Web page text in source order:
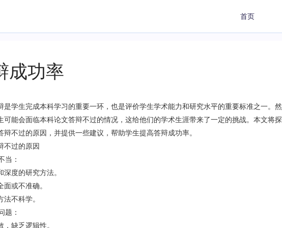
首页
成功率
是学生完成本科学习的重要一环，也是评价学生学术能力和研究水平的重要标准之一。然
可能会面临本科论文答辩不过的情况，这给他们的学术生涯带来了一定的挑战。本文将探
辩不过的原因，并提供一些建议，帮助学生提高答辩成功率。
不过的原因
当：
度的研究方法。
或不准确。
不科学。
题：
缺乏逻辑性。